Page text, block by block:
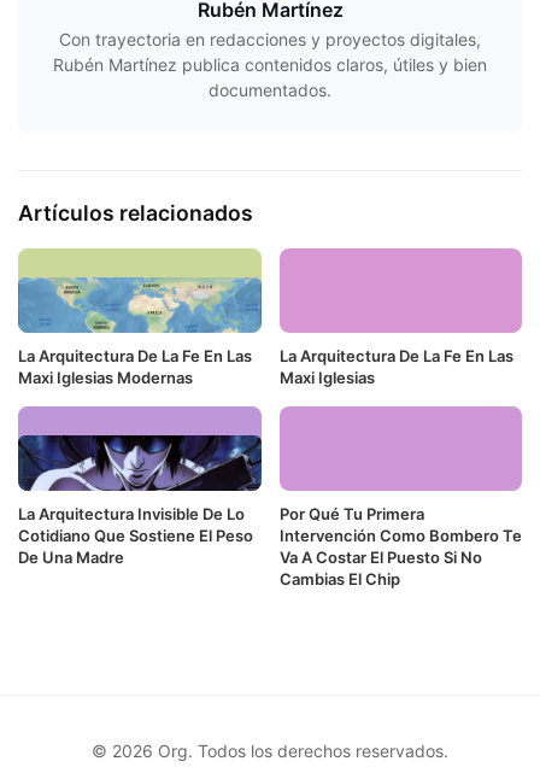
Rubén Martínez
Con trayectoria en redacciones y proyectos digitales,
Rubén Martínez publica contenidos claros, útiles y bien
documentados.
Artículos relacionados
La Arquitectura De La Fe En Las
Maxi Iglesias Modernas
La Arquitectura De La Fe En Las
Maxi Iglesias
La Arquitectura Invisible De Lo
Cotidiano Que Sostiene El Peso
De Una Madre
Por Qué Tu Primera
Intervención Como Bombero Te
Va A Costar El Puesto Si No
Cambias El Chip
© 2026 Org. Todos los derechos reservados.